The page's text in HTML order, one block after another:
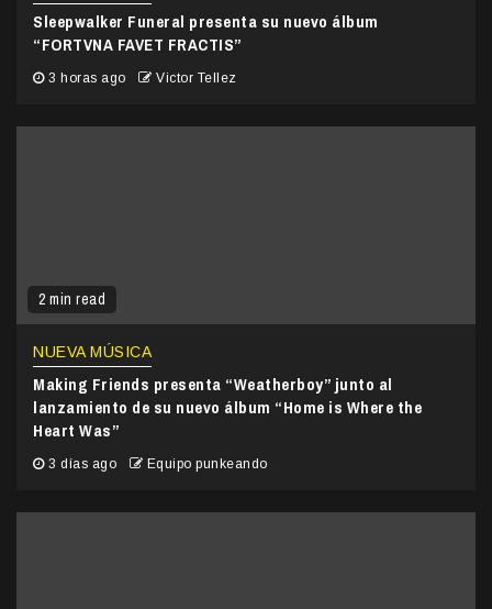
Sleepwalker Funeral presenta su nuevo álbum
“FORTVNA FAVET FRACTIS”
3 horas ago Victor Tellez
2 min read
NUEVA MÚSICA
Making Friends presenta “Weatherboy” junto al
lanzamiento de su nuevo álbum “Home is Where the
Heart Was”
3 días ago Equipo punkeando